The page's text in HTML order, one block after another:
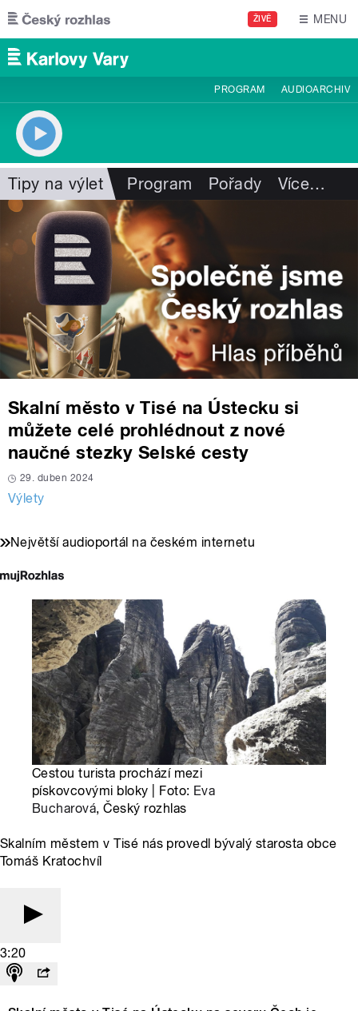
Přejít k hlavnímu obsahu
ŽIVĚ MENU
PROGRAM AUDIOARCHIV
Tipy na výlet Program Pořady Více…
Skalní město v Tisé na Ústecku si
můžete celé prohlédnout z nové
naučné stezky Selské cesty
29. duben 2024
Výlety
Největší audioportál na českém internetu
Cestou turista prochází mezi
pískovcovými bloky | Foto: Eva
Bucharová, Český rozhlas
Skalním městem v Tisé nás provedl bývalý starosta obce
Tomáš Kratochvíl
3:20